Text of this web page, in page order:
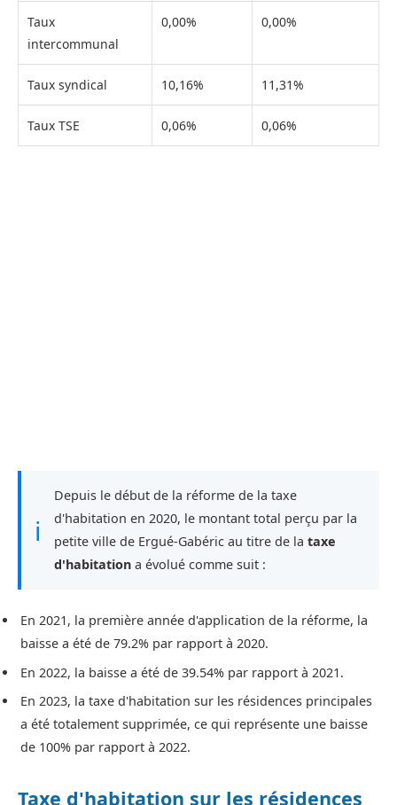
Taux
intercommunal
0,00% 0,00%
Taux syndical 10,16% 11,31%
Taux TSE 0,06% 0,06%
ℹ
Depuis le début de la réforme de la taxe
d'habitation en 2020, le montant total perçu par la
petite ville de Ergué-Gabéric au titre de la taxe
d'habitation a évolué comme suit :
En 2021, la première année d'application de la réforme, la
baisse a été de 79.2% par rapport à 2020.
En 2022, la baisse a été de 39.54% par rapport à 2021.
En 2023, la taxe d'habitation sur les résidences principales
a été totalement supprimée, ce qui représente une baisse
de 100% par rapport à 2022.
Taxe d'habitation sur les résidences